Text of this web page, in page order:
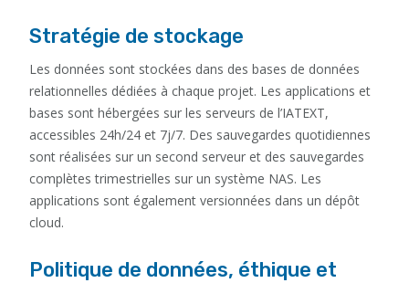
Stratégie de stockage
Les données sont stockées dans des bases de données
relationnelles dédiées à chaque projet. Les applications et
bases sont hébergées sur les serveurs de l’IATEXT,
accessibles 24h/24 et 7j/7. Des sauvegardes quotidiennes
sont réalisées sur un second serveur et des sauvegardes
complètes trimestrielles sur un système NAS. Les
applications sont également versionnées dans un dépôt
cloud.
Politique de données, éthique et